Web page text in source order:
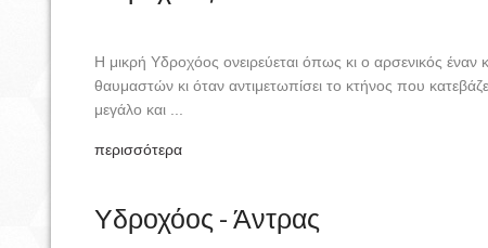
Η μικρή Υδροχόος ονειρεύεται όπως κι ο αρσενικός
θαυμαστών κι όταν αντιμετωπίσει το κτήνος που
μεγάλο και ...
περισσότερα
Υδροχόος - Άντρας